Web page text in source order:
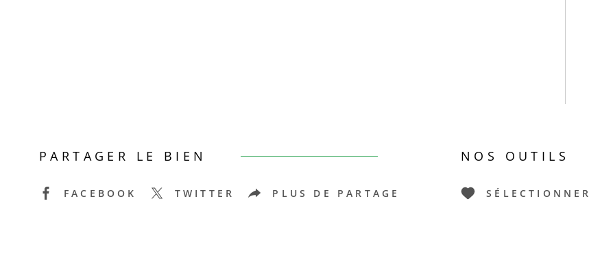
PARTAGER LE BIEN
FACEBOOK TWITTER PLUS DE PARTAGE
NOS OUTILS
SÉLECTIONNER